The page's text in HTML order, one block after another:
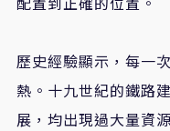
歷史經驗顯示，每一
熱。十九世紀的鐵路
展，均出現過大量資